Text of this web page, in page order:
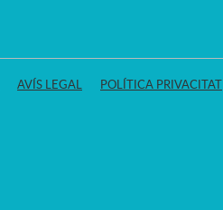
AVÍS LEGAL POLÍTICA PRIVACITAT